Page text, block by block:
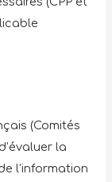
(Comités
la
l’information